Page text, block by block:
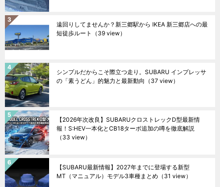
遠回りしてませんか？新三郷駅から IKEA 新三郷店への最
短徒歩ルート
（39 view）
シンプルだからこそ際立つ走り。SUBARU インプレッサ
の「素うどん」的魅力と最新動向 （37 view）
【2026年次改良】SUBARUクロストレックD型最新情
報！S:HEV一本化とCB18ターボ追加の噂を徹底解説
（33 view）
【SUBARU最新情報】2027年までに登場する新型
MT（マニュアル）モデル3車種まとめ （31 view）